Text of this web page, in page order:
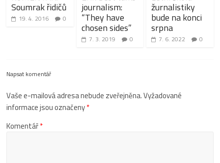
Soumrak řidičů
19. 4. 2016 0
journalism:
“They have
chosen sides”
7. 3. 2019 0
žurnalistiky
bude na konci
srpna
7. 6. 2022 0
Napsat komentář
Vaše e-mailová adresa nebude zveřejněna.Vyžadované
informace jsou označeny*
Komentář*